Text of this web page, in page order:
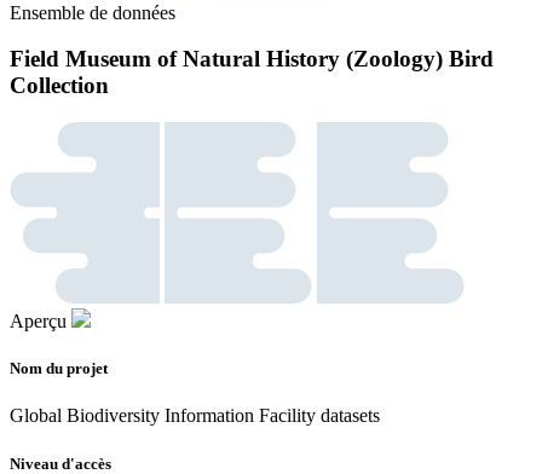
Ensemble de données
Field Museum of Natural History (Zoology) Bird
Collection
Aperçu
Nom du projet
Global Biodiversity Information Facility datasets
Niveau d'accès